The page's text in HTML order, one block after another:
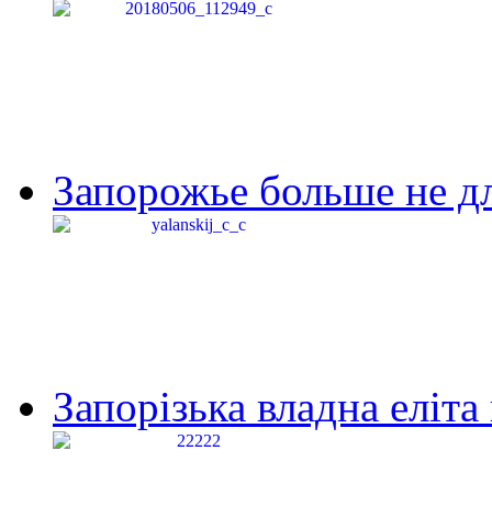
Запорожье больше не
Запорізька владна